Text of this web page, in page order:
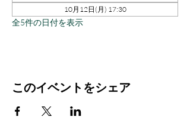
10月12日(月) 17:30
全5件の日付を表示
このイベントをシェア